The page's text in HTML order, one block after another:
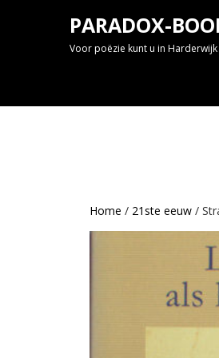
PARADOX-
Voor poëzie kunt u in Harderwijk
Home / 21ste eeuw /